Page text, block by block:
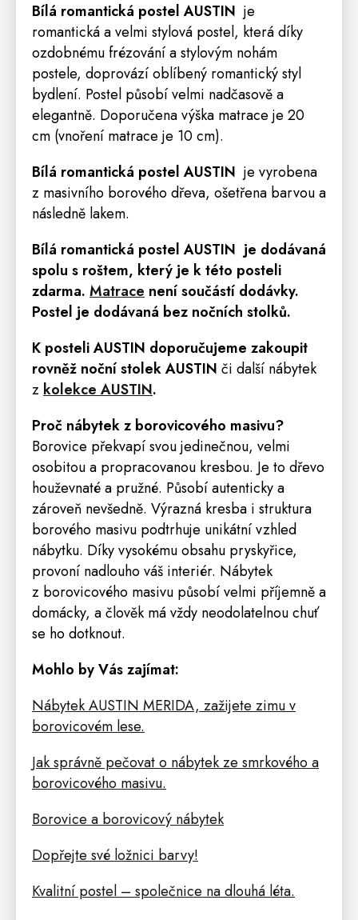
Bílá romantická postel AUSTIN je
romantická a velmi stylová postel, která díky
ozdobnému frézování a stylovým nohám
postele, doprovází oblíbený romantický styl
bydlení. Postel působí velmi nadčasově a
elegantně. Doporučena výška matrace je 20
cm (vnoření matrace je 10 cm).
Bílá romantická postel AUSTIN je vyrobena
z masivního borového dřeva, ošetřena barvou a
následně lakem.
Bílá romantická postel AUSTIN je dodávaná
spolu s roštem, který je k této posteli
zdarma. Matrace není součástí dodávky.
Postel je dodávaná bez nočních stolků.
K posteli AUSTIN doporučujeme zakoupit
rovněž noční stolekAUSTIN či další nábytek
z kolekce AUSTIN.
Proč nábytek z borovicového masivu?
Borovice překvapí svou jedinečnou, velmi
osobitou a propracovanou kresbou. Je to dřevo
houževnaté a pružné. Působí autenticky a
zároveň nevšedně. Výrazná kresba i struktura
borového masivu podtrhuje unikátní vzhled
nábytku. Díky vysokému obsahu pryskyřice,
provoní nadlouho váš interiér. Nábytek
z borovicového masivu působí velmi příjemně a
domácky, a člověk má vždy neodolatelnou chuť
se ho dotknout.
Mohlo by Vás zajímat:
Nábytek AUSTIN MERIDA, zažijete zimu v
borovicovém lese.
Jak správně pečovat o nábytek ze smrkového a
borovicového masivu.
Borovice a borovicový nábytek
Dopřejte své ložnici barvy!
Kvalitní postel – společnice na dlouhá léta.